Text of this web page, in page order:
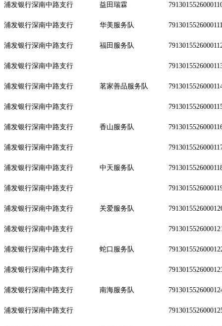
浦发银行深南中路支行 益田瑞霖
浦发银行深南中路支行 华美服务队
浦发银行深南中路支行 福田服务队
浦发银行深南中路支行
浦发银行深南中路支行 茗家善品服务队
浦发银行深南中路支行
浦发银行深南中路支行 香山服务队
浦发银行深南中路支行
浦发银行深南中路支行 中天服务队
浦发银行深南中路支行
浦发银行深南中路支行 关爱服务队
浦发银行深南中路支行
浦发银行深南中路支行 蛇口服务队
浦发银行深南中路支行
浦发银行深南中路支行 南海服务队
浦发银行深南中路支行